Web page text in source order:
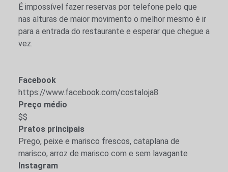
É impossível fazer reservas por telefone pelo que
nas alturas de maior movimento o melhor mesmo é ir
para a entrada do restaurante e esperar que chegue a
vez.
Facebook
https://www.facebook.com/costaloja8
Preço médio
$$
Pratos principais
Prego, peixe e marisco frescos, cataplana de
marisco, arroz de marisco com e sem lavagante
Instagram